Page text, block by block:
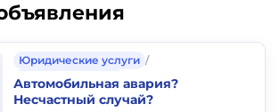
Юридические услуги /
Аварии и штрафы
Автомобильная авария?
Несчастный случай?